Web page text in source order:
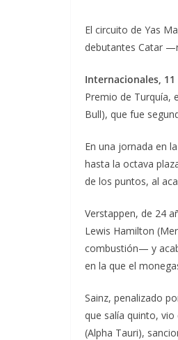
El circuito de Yas
debutantes Catar
Internacionales, 11
Premio de Turquía,
Bull), que fue
En una jornada en
hasta la octava
de los puntos, al
Verstappen, de 24
Lewis Hamilton
combustión— y
en la que el
Sainz, penalizado
que salía quinto,
(Alpha Tauri),